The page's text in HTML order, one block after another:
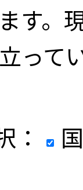
す。
って
：